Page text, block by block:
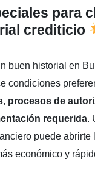
para
crediticio
buen historial en
condiciones
, procesos de
requerida.
puede abrirte
económico y